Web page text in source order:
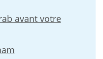
avant votre